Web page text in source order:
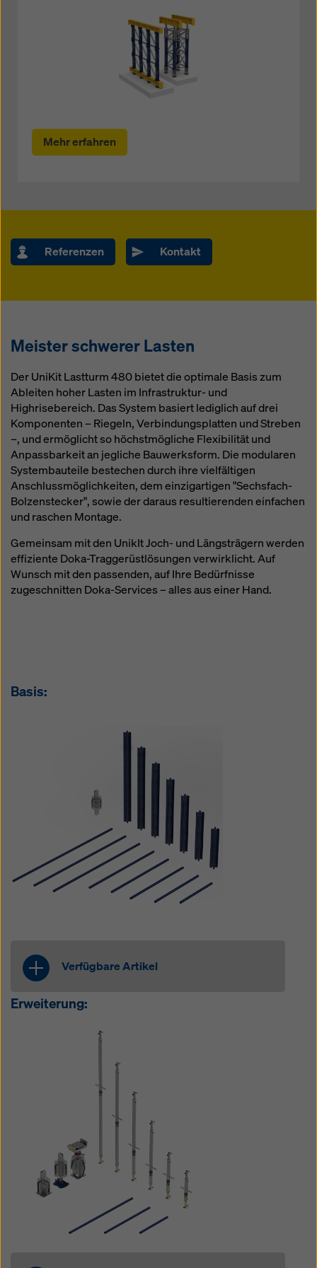
Mehr erfahren
Referenzen Kontakt
Meister schwerer Lasten
Der UniKit Lastturm 480 bietet die optimale Basis zum
Ableiten hoher Lasten im Infrastruktur- und
Highrisebereich. Das System basiert lediglich auf drei
Komponenten – Riegeln, Verbindungsplatten und Streben
–, und ermöglicht so höchstmögliche Flexibilität und
Anpassbarkeit an jegliche Bauwerksform. Die modularen
Systembauteile bestechen durch ihre vielfältigen
Anschlussmöglichkeiten, dem einzigartigen "Sechsfach-
Bolzenstecker", sowie der daraus resultierenden einfachen
und raschen Montage.
Gemeinsam mit den UnikIt Joch- und Längsträgern werden
effiziente Doka-Traggerüstlösungen verwirklicht. Auf
Wunsch mit den passenden, auf Ihre Bedürfnisse
zugeschnitten Doka-Services – alles aus einer Hand.
Basis:
Verfügbare Artikel
UniKit-Verbindungslasche 4w
UniKit-Strebe
Erweiterung: